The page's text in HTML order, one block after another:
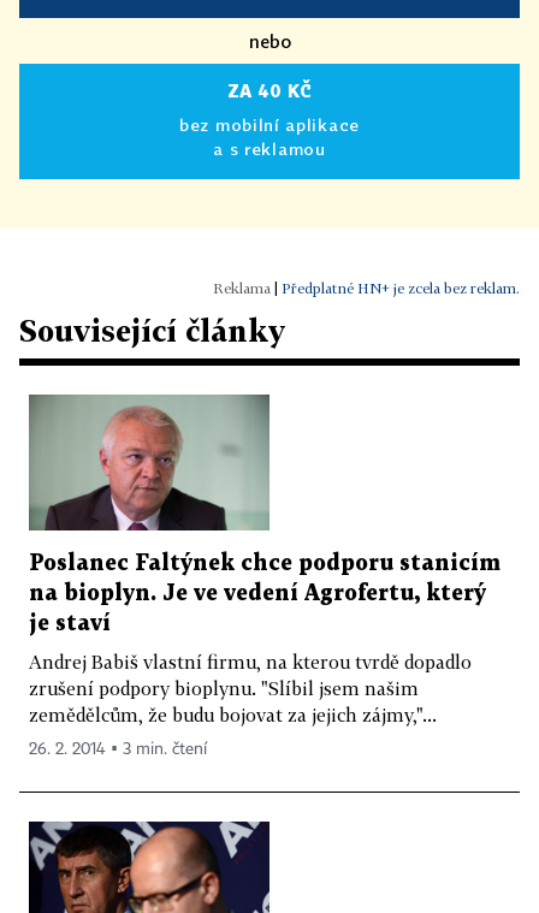
nebo
ZA 40 KČ
bez mobilní aplikace
a s reklamou
Předplatné HN+ je zcela bez reklam.
Související články
Poslanec Faltýnek chce podporu stanicím
na bioplyn. Je ve vedení Agrofertu, který
je staví
Andrej Babiš vlastní firmu, na kterou tvrdě dopadlo
zrušení podpory bioplynu. "Slíbil jsem našim
zemědělcům, že budu bojovat za jejich zájmy,"...
26. 2. 2014 ▪ 3 min. čtení